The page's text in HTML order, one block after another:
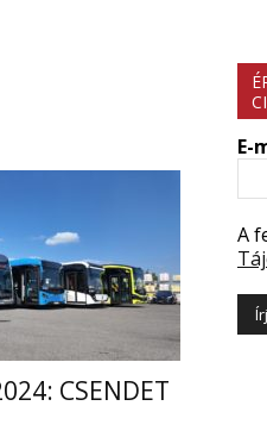
CSENDET
E-
A